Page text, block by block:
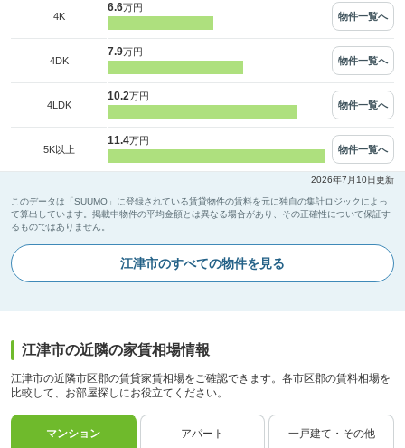
4K
6.6万円
物件一覧へ
4DK
7.9万円
物件一覧へ
4LDK
10.2万円
物件一覧へ
5K以上
11.4万円
物件一覧へ
2026年7月10日更新
このデータは「SUUMO」に登録されている賃貸物件の賃料を元に独自の集計ロジックによっ
て算出しています。掲載中物件の平均金額とは異なる場合があり、その正確性について保証す
るものではありません。
江津市のすべての物件を見る
江津市の近隣の家賃相場情報
江津市の近隣市区郡の賃貸家賃相場をご確認できます。各市区郡の賃料相場を
比較して、お部屋探しにお役立てください。
マンション アパート 一戸建て・その他